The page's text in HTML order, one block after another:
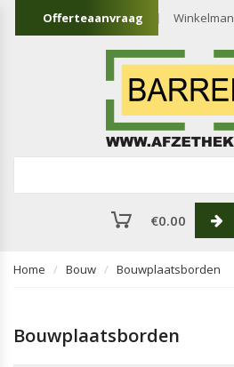
Offerteaanvraag
€0.00
Home Bouw Bouwplaatsborden
Bouwplaatsborden